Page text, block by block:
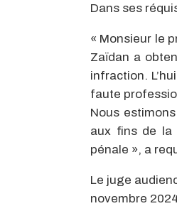
Dans ses
« Monsieur le
Zaïdan a
infraction.
faute
Nous
aux fins de la
pénale », a
Le juge
novembre